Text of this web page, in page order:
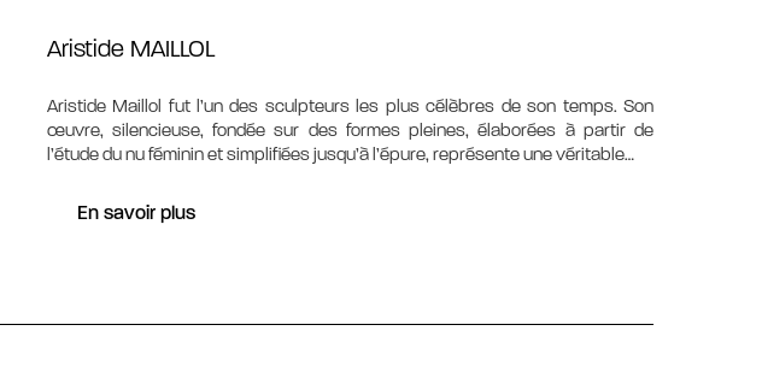
Aristide MAILLOL
Aristide Maillol fut l’un des sculpteurs les plus célèbres de son temps. Son
œuvre, silencieuse, fondée sur des formes pleines, élaborées à partir de
l’étude du nu féminin et simplifiées jusqu’à l’épure, représente une véritable…
En savoir plus